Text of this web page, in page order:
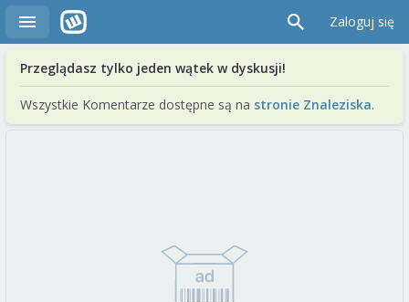
Zaloguj się
Przeglądasz tylko jeden wątek w dyskusji!
Wszystkie Komentarze dostępne są na stronie Znaleziska.